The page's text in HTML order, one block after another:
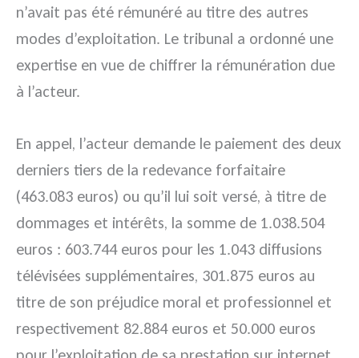
n’avait pas été rémunéré au titre des autres
modes d’exploitation. Le tribunal a ordonné une
expertise en vue de chiffrer la rémunération due
à l’acteur.
En appel, l’acteur demande le paiement des deux
derniers tiers de la redevance forfaitaire
(463.083 euros) ou qu’il lui soit versé, à titre de
dommages et intérêts, la somme de 1.038.504
euros : 603.744 euros pour les 1.043 diffusions
télévisées supplémentaires, 301.875 euros au
titre de son préjudice moral et professionnel et
respectivement 82.884 euros et 50.000 euros